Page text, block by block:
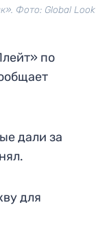
Фото: Global Look
по
дали за
для